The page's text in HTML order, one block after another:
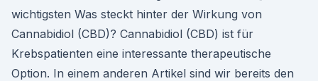
wichtigsten Was steckt hinter der Wirkung von
Cannabidiol (CBD)? Cannabidiol (CBD) ist für
Krebspatienten eine interessante therapeutische
Option. In einem anderen Artikel sind wir bereits den